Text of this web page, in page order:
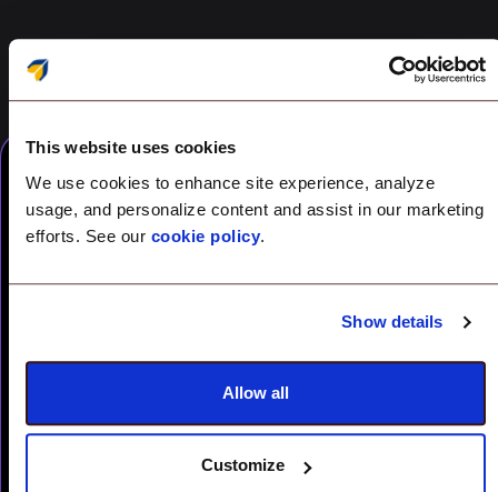
This website uses cookies
We use cookies to enhance site experience, analyze
usage, and personalize content and assist in our marketing
efforts. See our cookie policy.
Show details
Allow all
Customize
Product
snapshots